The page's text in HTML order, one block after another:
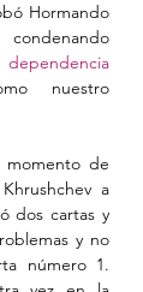
Hormando
dependencia
nuestro
momento de
a
dos cartas y
y no
número 1.